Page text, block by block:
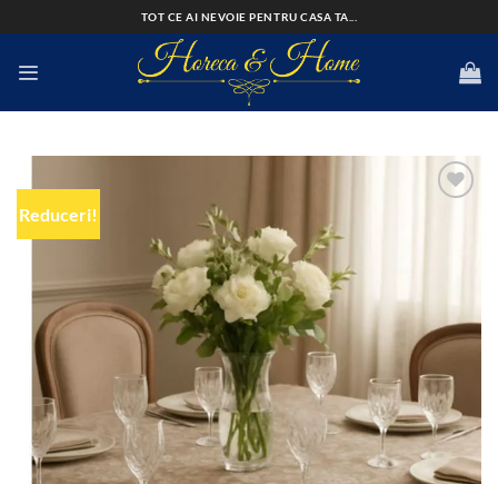
to
TOT CE AI NEVOIE PENTRU CASA TA...
Reduceri!